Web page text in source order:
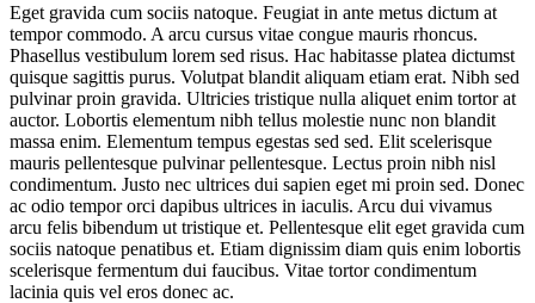
Eget gravida cum sociis natoque. Feugiat in ante metus dictum at
tempor commodo. A arcu cursus vitae congue mauris rhoncus.
Phasellus vestibulum lorem sed risus. Hac habitasse platea dictumst
quisque sagittis purus. Volutpat blandit aliquam etiam erat. Nibh sed
pulvinar proin gravida. Ultricies tristique nulla aliquet enim tortor at
auctor. Lobortis elementum nibh tellus molestie nunc non blandit
massa enim. Elementum tempus egestas sed sed. Elit scelerisque
mauris pellentesque pulvinar pellentesque. Lectus proin nibh nisl
condimentum. Justo nec ultrices dui sapien eget mi proin sed. Donec
ac odio tempor orci dapibus ultrices in iaculis. Arcu dui vivamus
arcu felis bibendum ut tristique et. Pellentesque elit eget gravida cum
sociis natoque penatibus et. Etiam dignissim diam quis enim lobortis
scelerisque fermentum dui faucibus. Vitae tortor condimentum
lacinia quis vel eros donec ac.